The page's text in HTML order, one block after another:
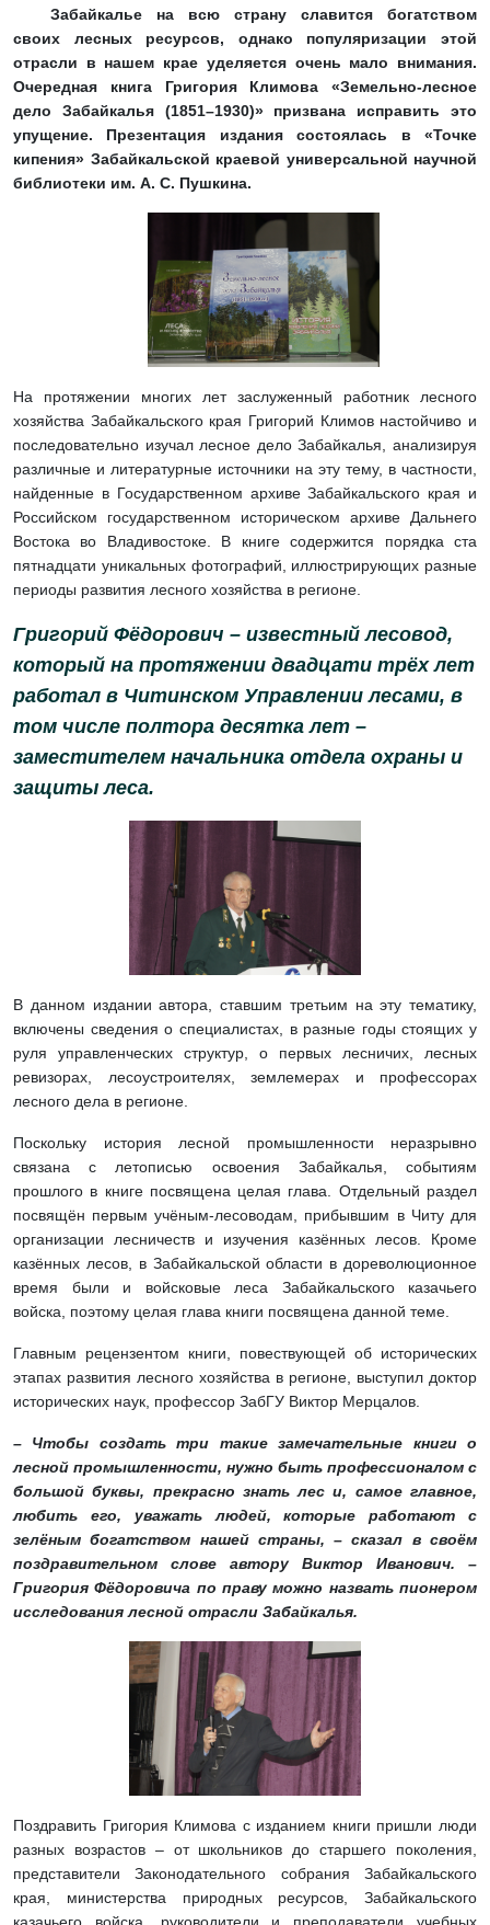
Забайкалье на всю страну славится богатством
своих лесных ресурсов, однако популяризации этой
отрасли в нашем крае уделяется очень мало внимания.
Очередная книга Григория Климова «Земельно-лесное
дело Забайкалья (1851–1930)» призвана исправить это
упущение. Презентация издания состоялась в «Точке
кипения» Забайкальской краевой универсальной научной
библиотеки им. А. С. Пушкина.
На протяжении многих лет заслуженный работник лесного
хозяйства Забайкальского края Григорий Климов настойчиво и
последовательно изучал лесное дело Забайкалья, анализируя
различные и литературные источники на эту тему, в частности,
найденные в Государственном архиве Забайкальского края и
Российском государственном историческом архиве Дальнего
Востока во Владивостоке. В книге содержится порядка ста
пятнадцати уникальных фотографий, иллюстрирующих разные
периоды развития лесного хозяйства в регионе.
Григорий Фёдорович – известный лесовод,
который на протяжении двадцати трёх лет
работал в Читинском Управлении лесами, в
том числе полтора десятка лет –
заместителем начальника отдела охраны и
защиты леса.
В данном издании автора, ставшим третьим на эту тематику,
включены сведения о специалистах, в разные годы стоящих у
руля управленческих структур, о первых лесничих, лесных
ревизорах, лесоустроителях, землемерах и профессорах
лесного дела в регионе.
Поскольку история лесной промышленности неразрывно
связана с летописью освоения Забайкалья, событиям
прошлого в книге посвящена целая глава. Отдельный раздел
посвящён первым учёным-лесоводам, прибывшим в Читу для
организации лесничеств и изучения казённых лесов. Кроме
казённых лесов, в Забайкальской области в дореволюционное
время были и войсковые леса Забайкальского казачьего
войска, поэтому целая глава книги посвящена данной теме.
Главным рецензентом книги, повествующей об исторических
этапах развития лесного хозяйства в регионе, выступил доктор
исторических наук, профессор ЗабГУ Виктор Мерцалов.
– Чтобы создать три такие замечательные книги о
лесной промышленности, нужно быть профессионалом с
большой буквы, прекрасно знать лес и, самое главное,
любить его, уважать людей, которые работают с
зелёным богатством нашей страны, – сказал в своём
поздравительном слове автору Виктор Иванович. –
Григория Фёдоровича по праву можно назвать пионером
исследования лесной отрасли Забайкалья.
Поздравить Григория Климова с изданием книги пришли люди
разных возрастов – от школьников до старшего поколения,
представители Законодательного собрания Забайкальского
края, министерства природных ресурсов, Забайкальского
казачьего войска, руководители и преподаватели учебных